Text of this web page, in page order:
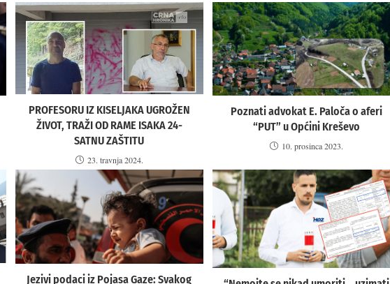
PROFESORU IZ KISELJAKA UGROŽEN
ŽIVOT, TRAŽI OD RAME ISAKA 24-
SATNU ZAŠTITU
23. travnja 2024.
Poznati advokat E. Paloča o aferi
“PUT” u Općini Kreševo
10. prosinca 2023.
Jezivi podaci iz Pojasa Gaze: Svakog